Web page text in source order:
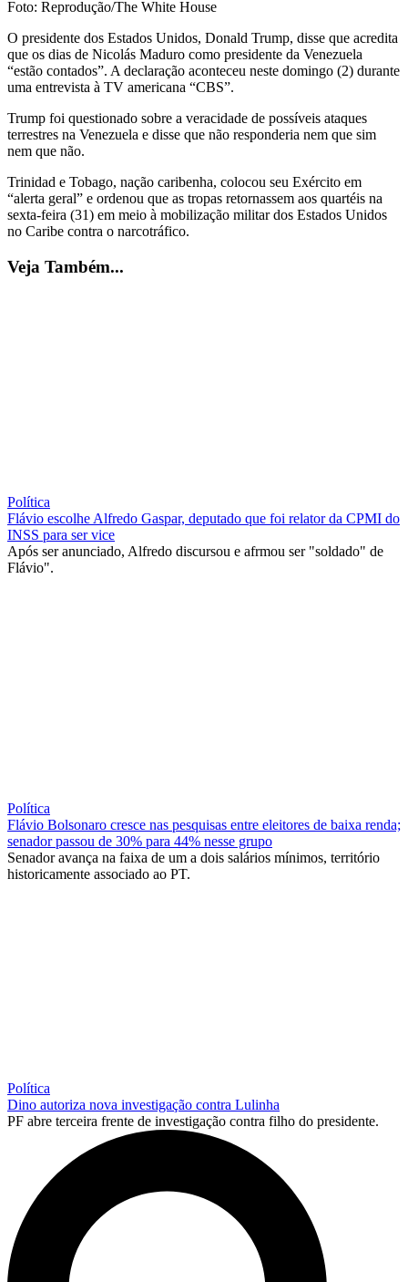
Foto: Reprodução/The White House
O presidente dos Estados Unidos, Donald Trump, disse que acredita
que os dias de Nicolás Maduro como presidente da Venezuela
“estão contados”. A declaração aconteceu neste domingo (2) durante
uma entrevista à TV americana “CBS”.
Trump foi questionado sobre a veracidade de possíveis ataques
terrestres na Venezuela e disse que não responderia nem que sim
nem que não.
Trinidad e Tobago, nação caribenha, colocou seu Exército em
“alerta geral” e ordenou que as tropas retornassem aos quartéis na
sexta-feira (31) em meio à mobilização militar dos Estados Unidos
no Caribe contra o narcotráfico.
Veja Também...
Política
Flávio escolhe Alfredo Gaspar, deputado que foi relator da CPMI do
INSS para ser vice
Após ser anunciado, Alfredo discursou e afrmou ser "soldado" de
Flávio".
Política
Flávio Bolsonaro cresce nas pesquisas entre eleitores de baixa renda;
senador passou de 30% para 44% nesse grupo
Senador avança na faixa de um a dois salários mínimos, território
historicamente associado ao PT.
Política
Dino autoriza nova investigação contra Lulinha
PF abre terceira frente de investigação contra filho do presidente.